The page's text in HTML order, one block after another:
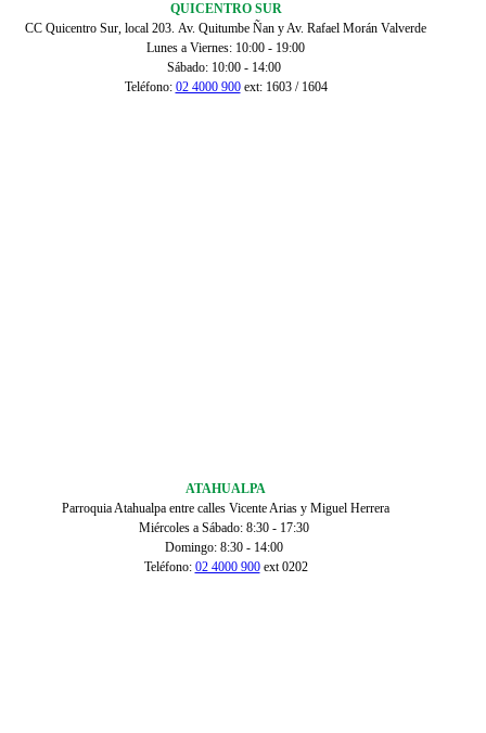
QUICENTRO SUR
CC Quicentro Sur, local 203. Av. Quitumbe Ñan y Av. Rafael Morán Valverde
Lunes a Viernes: 10:00 - 19:00
Sábado: 10:00 - 14:00
Teléfono: 02 4000 900ext: 1603 / 1604
ATAHUALPA
Parroquia Atahualpa entre calles Vicente Arias y Miguel Herrera
Miércoles a Sábado: 8:30 - 17:30
Domingo: 8:30 - 14:00
Teléfono: 02 4000 900ext 0202